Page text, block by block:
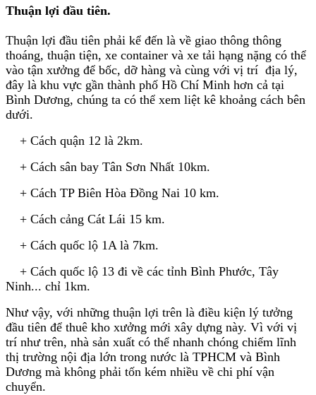
Thuận lợi đầu tiên.
Thuận lợi đầu tiên phải kể đến là về giao thông thông
thoáng, thuận tiện, xe container và xe tải hạng nặng có thể
vào tận xưởng để bốc, dỡ hàng và cùng với vị trí địa lý,
đây là khu vực gần thành phố Hồ Chí Minh hơn cả tại
Bình Dương, chúng ta có thể xem liệt kê khoảng cách bên
dưới.
+ Cách quận 12 là 2km.
+ Cách sân bay Tân Sơn Nhất 10km.
+ Cách TP Biên Hòa Đồng Nai 10 km.
+ Cách cảng Cát Lái 15 km.
+ Cách quốc lộ 1A là 7km.
+ Cách quốc lộ 13 đi về các tỉnh Bình Phước, Tây
Ninh... chỉ 1km.
Như vậy, với những thuận lợi trên là điều kiện lý tưởng
đầu tiên để thuê kho xưởng mới xây dựng này. Vì với vị
trí như trên, nhà sản xuất có thể nhanh chóng chiếm lĩnh
thị trường nội địa lớn trong nước là TPHCM và Bình
Dương mà không phải tốn kém nhiều về chi phí vận
chuyển.